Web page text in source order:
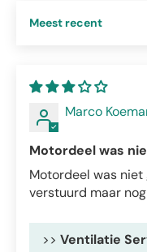
Sort by
Marco
Motordeel was
Motordeel was
verstuurd maar
>> Ventilatie